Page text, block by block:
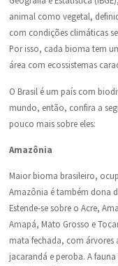
animal como vegetal,
com condições climáticas
Por isso, cada bioma tem
área com ecossistemas
O Brasil é um país com
mundo, então, confira a
pouco mais sobre eles:
Amazônia
Maior bioma brasileiro,
Amazônia é também dona
Estende-se sobre o Acre,
Amapá, Mato Grosso e
mata fechada, com árvores
jacarandá e peroba. A